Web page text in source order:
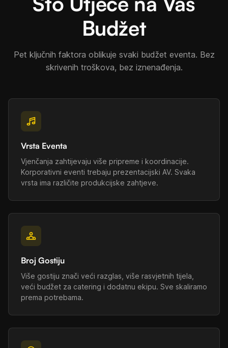
Budžet
Pet ključnih faktora oblikuje svaki budžet eventa. Bez
skrivenih troškova, bez iznenađenja.
Vrsta Eventa
Vjenčanja zahtijevaju više pripreme i koordinacije.
Korporativni eventi trebaju prezentacijski AV. Svaka
vrsta ima različite produkcijske zahtjeve.
Broj Gostiju
Više gostiju znači veći razglas, više rasvjetnih tijela,
veći budžet za catering i dodatnu ekipu. Sve skaliramo
prema potrebama.